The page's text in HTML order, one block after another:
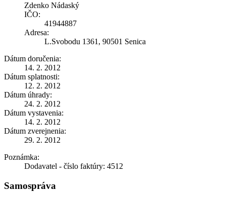
Zdenko Nádaský
IČO:
41944887
Adresa:
L.Svobodu 1361, 90501 Senica
Dátum doručenia:
14. 2. 2012
Dátum splatnosti:
12. 2. 2012
Dátum úhrady:
24. 2. 2012
Dátum vystavenia:
14. 2. 2012
Dátum zverejnenia:
29. 2. 2012
Poznámka:
Dodavatel - číslo faktúry: 4512
Samospráva